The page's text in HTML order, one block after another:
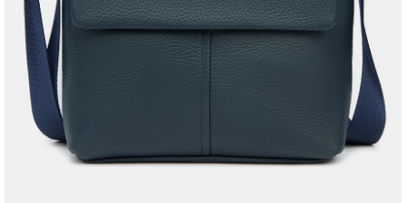
Москва
Да, все верно Изменить город